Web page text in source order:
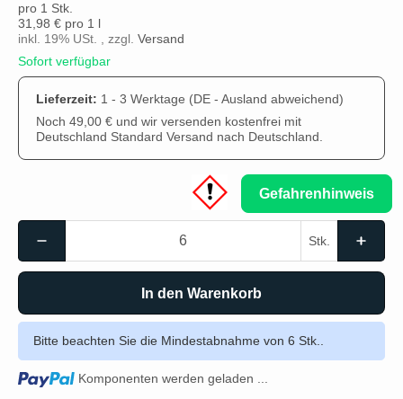
pro 1 Stk.
31,98 € pro 1 l
inkl. 19% USt. , zzgl. Versand
Sofort verfügbar
Lieferzeit: 1 - 3 Werktage (DE - Ausland abweichend)
Noch 49,00 € und wir versenden kostenfrei mit
Deutschland Standard Versand nach Deutschland.
Gefahrenhinweis
Stk.
In den Warenkorb
Bitte beachten Sie die Mindestabnahme von 6 Stk..
Loading... Komponenten werden geladen ...